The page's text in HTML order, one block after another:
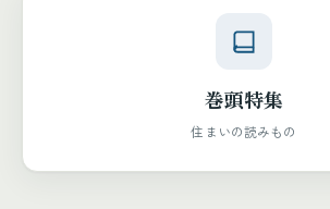
巻頭特集
住まいの読みもの